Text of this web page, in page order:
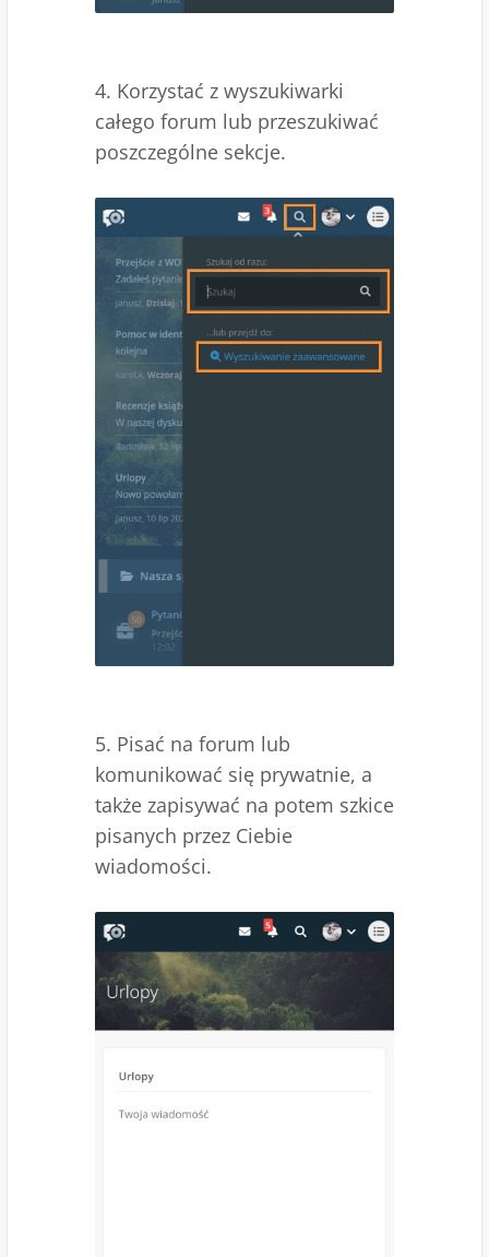
4. Korzystać z wyszukiwarki
całego forum lub przeszukiwać
poszczególne sekcje.
5. Pisać na forum lub
komunikować się prywatnie, a
także zapisywać na potem szkice
pisanych przez Ciebie
wiadomości.